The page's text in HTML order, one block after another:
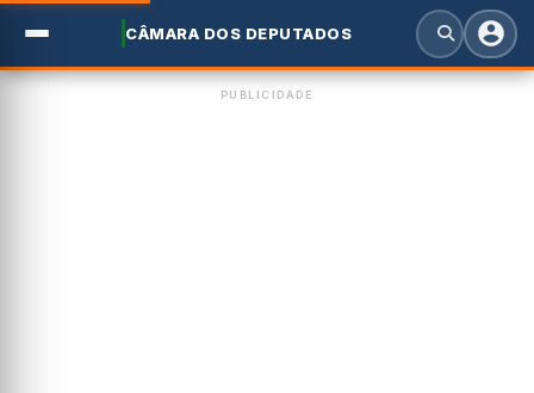
CÂMARA DOS DEPUTADOS
PUBLICIDADE